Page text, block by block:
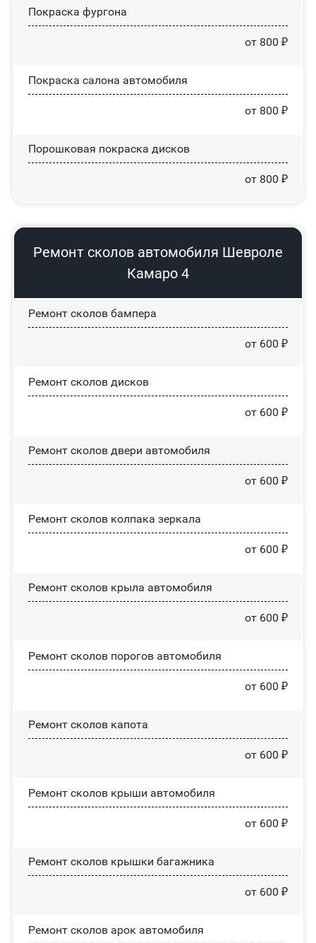
Покраска фургона
от 800 ₽
Покраска салона автомобиля
от 800 ₽
Порошковая покраска дисков
от 800 ₽
Ремонт сколов автомобиля Шевроле
Камаро 4
Ремонт сколов бампера
от 600 ₽
Ремонт сколов дисков
от 600 ₽
Ремонт сколов двери автомобиля
от 600 ₽
Ремонт сколов колпака зеркала
от 600 ₽
Ремонт сколов крыла автомобиля
от 600 ₽
Ремонт сколов порогов автомобиля
от 600 ₽
Ремонт сколов капота
от 600 ₽
Ремонт сколов крыши автомобиля
от 600 ₽
Ремонт сколов крышки багажника
от 600 ₽
Ремонт сколов арок автомобиля